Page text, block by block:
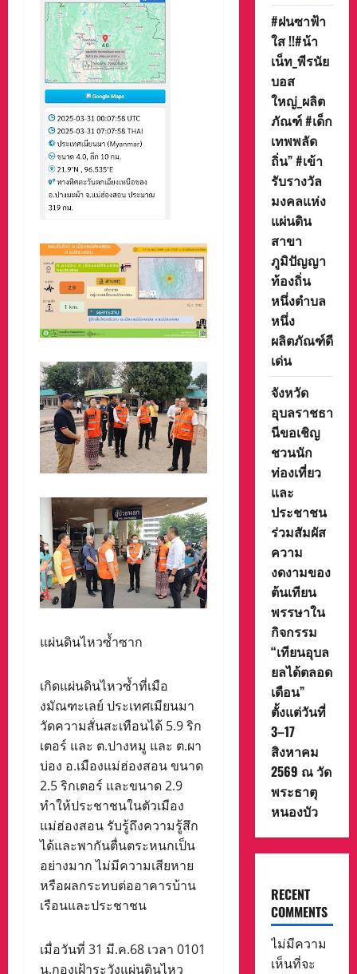
แผ่นดินไหวซ้ำซาก
เกิดแผ่นดินไหวซ้ำที่เมือ
งมัณฑะเลย์ ประเทศเมียนมา
วัดความสั่นสะเทือนได้ 5.9 ริก
เตอร์ และ ต.ปางหมู และ ต.ผา
บ่อง อ.เมืองแม่ฮ่องสอน ขนาด
2.5 ริกเตอร์ และขนาด 2.9
ทำให้ประชาชนในตัวเมือง
แม่ฮ่องสอน รับรู้ถึงความรู้สึก
ได้และพากันตื่นตระหนกเป็น
อย่างมาก ไม่มีความเสียหาย
หรือผลกระทบต่ออาคารบ้าน
เรือนและประชาชน
เมื่อวันที่ 31 มี.ค.68 เวลา 0101
น.กองเฝ้าระวังแผ่นดินไหว
#ฝนซาฟ้า
ใส !!#น้า
เน็ท_พีรนัย
บอส
ใหญ่_ผลิต
ภัณฑ์ #เด็ก
เทพพลัด
ถิ่น” #เข้า
รับรางวัล
มงคลแห่ง
แผ่นดิน
สาขา
ภูมิปัญญา
ท้องถิ่น
หนึ่งตำบล
หนึ่ง
ผลิตภัณฑ์ดี
เด่น
จังหวัด
อุบลราชธา
นีขอเชิญ
ชวนนัก
ท่องเที่ยว
และ
ประชาชน
ร่วมสัมผัส
ความ
งดงามของ
ต้นเทียน
พรรษาใน
กิจกรรม
“เทียนอุบล
ยลได้ตลอด
เดือน”
ตั้งแต่วันที่
3–17
สิงหาคม
2569 ณ วัด
พระธาตุ
หนองบัว
RECENT
COMMENTS
ไม่มีความ
เห็นที่จะ